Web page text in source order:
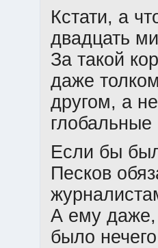
Кстати, а
двадцать
За такой
даже
другом, а
Если бы
Песков
А ему даже,
было